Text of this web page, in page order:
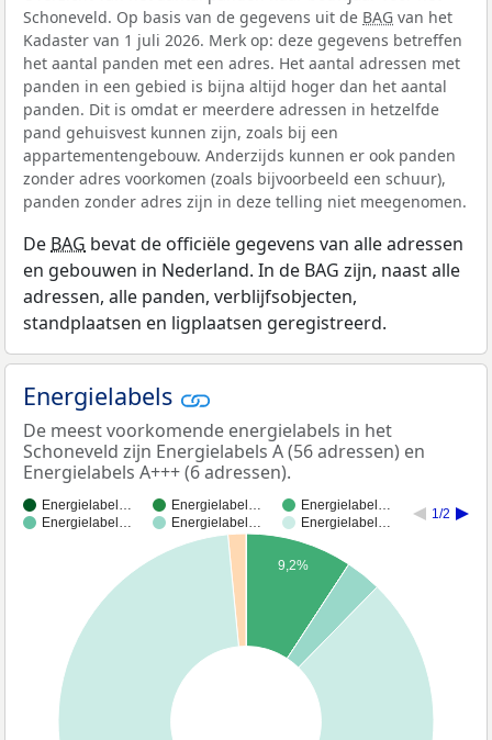
Schoneveld. Op basis van de gegevens uit de BAG van het
Kadaster van 1 juli 2026. Merk op: deze gegevens betreffen
het aantal panden met een adres. Het aantal adressen met
panden in een gebied is bijna altijd hoger dan het aantal
panden. Dit is omdat er meerdere adressen in hetzelfde
pand gehuisvest kunnen zijn, zoals bij een
appartementengebouw. Anderzijds kunnen er ook panden
zonder adres voorkomen (zoals bijvoorbeeld een schuur),
panden zonder adres zijn in deze telling niet meegenomen.
De BAG bevat de officiële gegevens van alle adressen
en gebouwen in Nederland. In de BAG zijn, naast alle
adressen, alle panden, verblijfsobjecten,
standplaatsen en ligplaatsen geregistreerd.
Energielabels
De meest voorkomende energielabels in het
Schoneveld zijn Energielabels A (56 adressen) en
Energielabels A+++ (6 adressen).
Energielabel… Energielabel…
Energielabel…
Energielabel…
Energielabel… Energielabel…
1/2
9,2%